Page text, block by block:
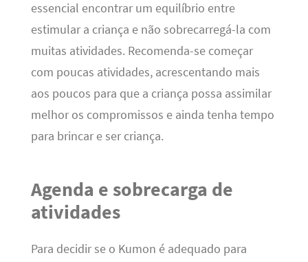
essencial encontrar um equilíbrio entre
estimular a criança e não sobrecarregá-la com
muitas atividades. Recomenda-se começar
com poucas atividades, acrescentando mais
aos poucos para que a criança possa assimilar
melhor os compromissos e ainda tenha tempo
para brincar e ser criança.
Agenda e sobrecarga de
atividades
Para decidir se o Kumon é adequado para